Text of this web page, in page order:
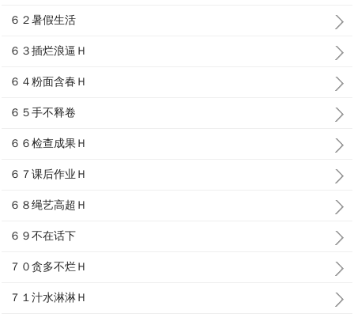
６２暑假生活
６３插烂浪逼Ｈ
６４粉面含春Ｈ
６５手不释卷
６６检查成果Ｈ
６７课后作业Ｈ
６８绳艺高超Ｈ
６９不在话下
７０贪多不烂Ｈ
７１汁水淋淋Ｈ